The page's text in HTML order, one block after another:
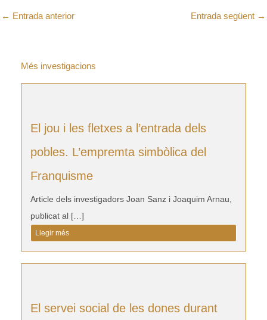
← Entrada anterior Entrada següent →
Més investigacions
El jou i les fletxes a l’entrada dels
pobles. L’empremta simbòlica del
Franquisme
Article dels investigadors Joan Sanz i Joaquim Arnau,
publicat al […]
Llegir més
El servei social de les dones durant